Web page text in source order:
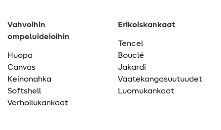
Vahvoihin
ompeluideioihin
Huopa
Canvas
Keinonahka
Softshell
Verhoilukankaat
Erikoiskankaat
Tencel
Bouclé
Jakardi
Vaatekangasuutuudet
Luomukankaat